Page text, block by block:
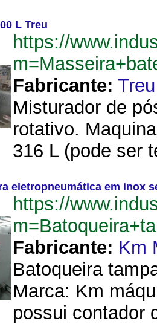
L Treu
https://
Fabricante: Treu
Misturador de
rotativo.
316 L (pode ser
eletropneumática em inox
https://
Fabricante: Km
Batoqueira
Marca: Km
possui contador